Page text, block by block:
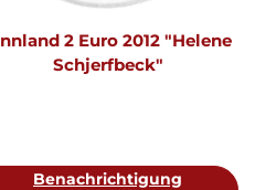
2 Euro 2012 "Helene
Schjerfbeck"
Benachrichtigung